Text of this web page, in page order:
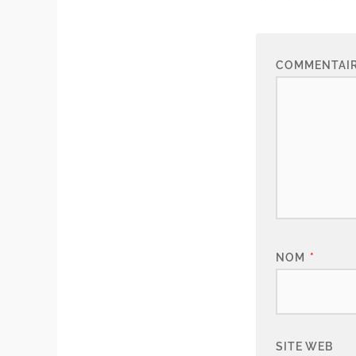
NOM *
SITE WEB